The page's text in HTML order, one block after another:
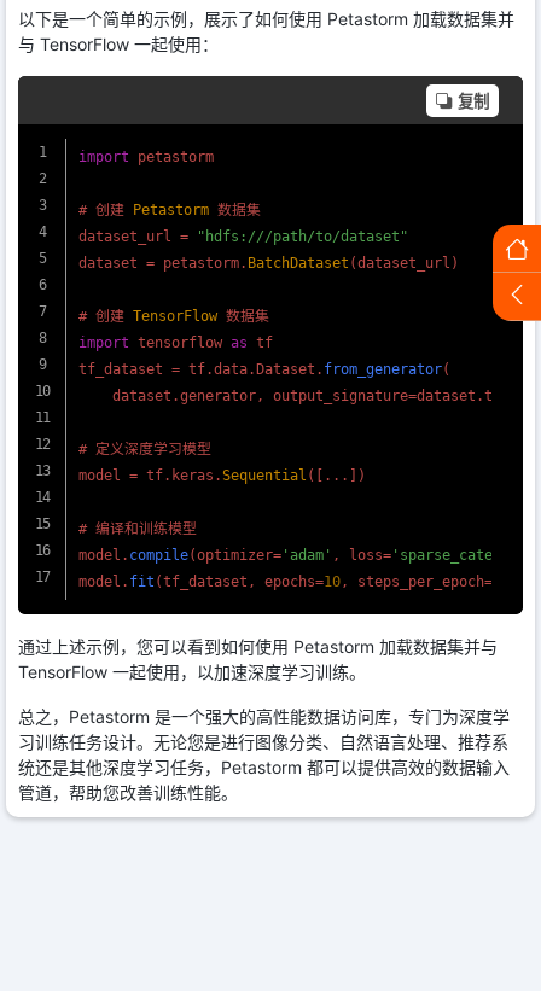
以下是一个简单的示例，展示了如何使用 Petastorm 加载数据集并
与 TensorFlow 一起使用：
复制
import petastorm
# 创建 Petastorm 数据集
dataset_url =
"hdfs:///path/to/dataset"
dataset = petastorm. BatchDataset (dataset_url)
# 创建 TensorFlow
import tensorflow as tf
tf_dataset = tf.data. Dataset . from_generator(
    dataset.
generator, output_signature=dataset.
# 定义深度学习模型
model = tf. keras .Sequential ([...])
# 编译和训练模型
model. compile(optimizer= 'adam' , loss=
model. fit (tf_dataset, epochs=10, steps_per_epoch=
通过上述示例，您可以看到如何使用 Petastorm 加载数据集并与
TensorFlow 一起使用，以加速深度学习训练。
总之，Petastorm 是一个强大的高性能数据访问库，专门为深度学
习训练任务设计。无论您是进行图像分类、自然语言处理、推荐系
统还是其他深度学习任务，Petastorm 都可以提供高效的数据输入
管道，帮助您改善训练性能。